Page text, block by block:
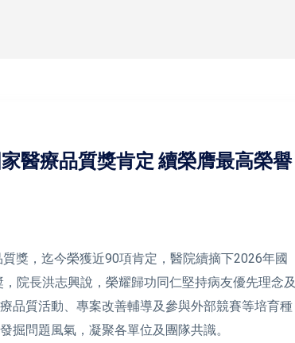
醫療品質獎肯定 續榮膺最高榮譽
獎，迄今榮獲近90項肯定，醫院續摘下2026年國
院長洪志興說，榮耀歸功同仁堅持病友優先理念及
品質活動、專案改善輔導及參與外部競賽等培育種
掘問題風氣，凝聚各單位及團隊共識。